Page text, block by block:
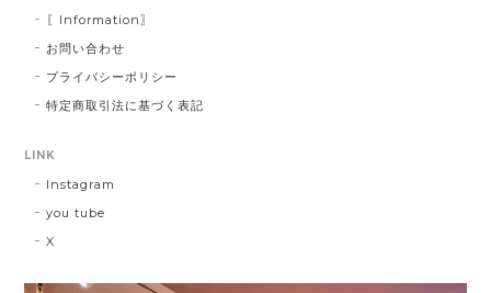
〖Information〗
お問い合わせ
プライバシーポリシー
特定商取引法に基づく表記
LINK
Instagram
you tube
X